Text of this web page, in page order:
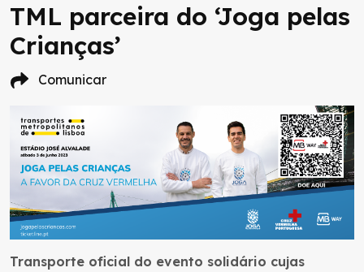
TML parceira do ‘Joga pelas
Crianças’
Comunicar
Transporte oficial do evento solidário cujas